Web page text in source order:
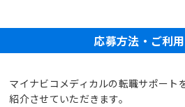
応募方法・ご利
マイナビコメディカルの転職サポート
紹介させていただきます。